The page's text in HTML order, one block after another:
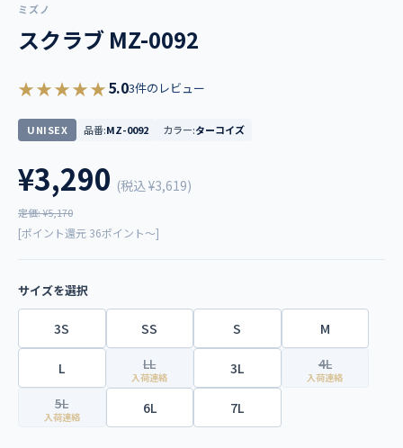
ミズノ
スクラブ MZ-0092
★★★★★5.03件のレビュー
UNISEX 品番:MZ-0092 カラー:ターコイズ
¥3,290 (税込¥3,619)
定価: ¥5,170
[ポイント還元 36ポイント～]
サイズを選択
3S SS S M
L LL
入荷連絡
3L 4L
入荷連絡
5L
入荷連絡
6L 7L